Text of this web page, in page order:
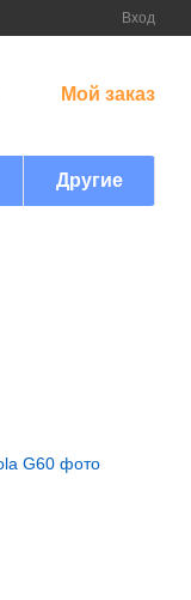
Вход
Мой заказ
Другие